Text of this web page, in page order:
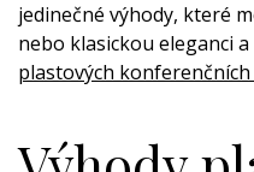
jedinečné výhody, které
nebo klasickou eleganci
plastových